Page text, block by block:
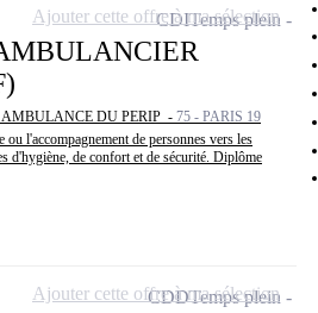
DU PERIP - 75 - PARIS 19
ou l'accompagnement de personnes vers les
d'hygiène, de confort et de sécurité. Diplôme
CDITemps plein
Ajouter cette offre à ma sélection
CDDTemps plein
Ajouter cette offre à ma sélection